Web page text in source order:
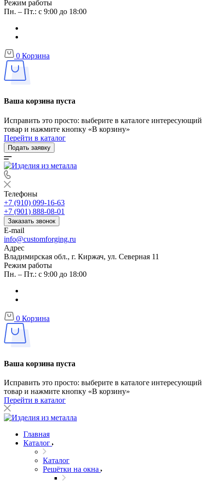
Режим работы
Пн. – Пт.: с 9:00 до 18:00
0 Корзина
Ваша корзина пуста
Исправить это просто: выберите в каталоге интересующий
товар и нажмите кнопку «В корзину»
Перейти в каталог
Подать заявку
Телефоны
+7 (910) 099-16-63
+7 (901) 888-08-01
Заказать звонок
E-mail
info@customforging.ru
Адрес
Владимирская обл., г. Киржач, ул. Северная 11
Режим работы
Пн. – Пт.: с 9:00 до 18:00
0 Корзина
Ваша корзина пуста
Исправить это просто: выберите в каталоге интересующий
товар и нажмите кнопку «В корзину»
Перейти в каталог
Главная
Каталог
Каталог
Решётки на окна